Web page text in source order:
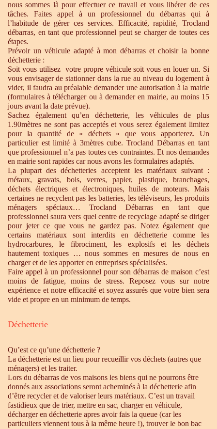
nous sommes là pour effectuer ce travail et vous libérer de ces
tâches. Faites appel à un professionnel du débarras qui à
l’habitude de gérer ces services. Efficacité, rapidité, Trocland
débarras, en tant que professionnel peut se charger de toutes ces
étapes.
Prévoir un véhicule adapté à mon débarras et choisir la bonne
déchetterie :
Soit vous utilisez votre propre véhicule soit vous en louer un. Si
vous envisager de stationner dans la rue au niveau du logement à
vider, il faudra au préalable demander une autorisation à la mairie
(formulaires à télécharger ou à demander en mairie, au moins 15
jours avant la date prévue).
Sachez également qu’en déchetterie, les véhicules de plus
1.90mètres ne sont pas acceptés et vous serez également limitez
pour la quantité de « déchets » que vous apporterez. Un
particulier est limité à 3mètres cube. Trocland Débarras en tant
que professionnel n’a pas toutes ces contraintes. Et nos demandes
en mairie sont rapides car nous avons les formulaires adaptés.
La plupart des déchetteries acceptent les matériaux suivant :
métaux, gravats, bois, verres, papier, plastique, branchages,
déchets électriques et électroniques, huiles de moteurs. Mais
certaines ne recyclent pas les batteries, les téléviseurs, les produits
ménagers spéciaux… Trocland Débarras en tant que
professionnel saura vers quel centre de recyclage adapté se diriger
pour jeter ce que vous ne gardez pas. Notez également que
certains matériaux sont interdits en déchetterie comme les
hydrocarbures, le fibrociment, les explosifs et les déchets
hautement toxiques … nous sommes en mesures de nous en
charger et de les apporter en entreprises spécialisées.
Faire appel à un professionnel pour son débarras de maison c’est
moins de fatigue, moins de stress. Reposez vous sur notre
expérience et notre efficacité et soyez assurés que votre bien sera
vide et propre en un minimum de temps.
Déchetterie
Qu’est ce qu’une déchetterie ?
La déchetterie est un lieu pour recueillir vos déchets (autres que
ménagers) et les traiter.
Lors du débarras de vos maisons les biens qui ne pourrons être
donnés aux associations seront acheminés à la déchetterie afin
d’être recycler et de valoriser leurs matériaux. C’est un travail
fastidieux que de trier, mettre en sac, charger en véhicule,
décharger en déchetterie apres avoir fais la queue (car les
particuliers viennent tous à la même heure !), trouver le bon bac